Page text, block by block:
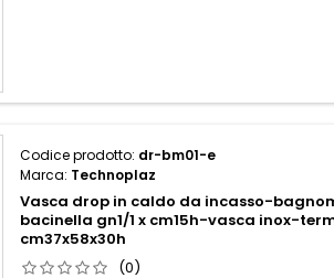
Codice prodotto: dr-bm01-e
Marca: Technoplaz
Vasca drop in caldo da incasso-
bacinella gn1/1 x cm15h-vasca inox-
cm37x58x30h
(0)